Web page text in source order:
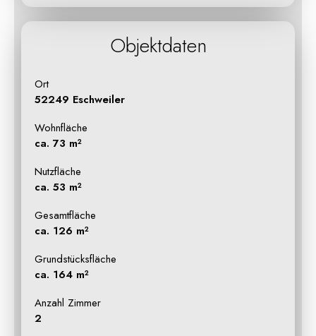
Objektdaten
Ort
52249 Eschweiler
Wohnfläche
ca. 73 m²
Nutzfläche
ca. 53 m²
Gesamtfläche
ca. 126 m²
Grundstücksfläche
ca. 164 m²
Anzahl Zimmer
2